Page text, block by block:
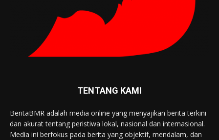
TENTANG KAMI
BeritaBMR adalah media online yang menyajikan berita terkini
dan akurat tentang peristiwa lokal, nasional dan internasional.
Media ini berfokus pada berita yang objektif, mendalam, dan